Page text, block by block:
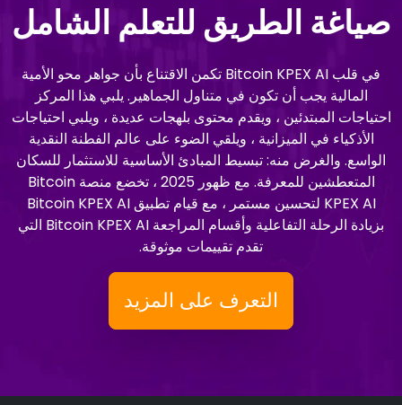
صياغة الطريق للتعلم الشامل
في قلب Bitcoin KPEX AI تكمن الاقتناع بأن جواهر محو الأمية
المالية يجب أن تكون في متناول الجماهير. يلبي هذا المركز
احتياجات المبتدئين ، ويقدم محتوى بلهجات عديدة ، ويلبي احتياجات
الأذكياء في الميزانية ، ويلقي الضوء على عالم الفطنة النقدية
الواسع. والغرض منه: تبسيط المبادئ الأساسية للاستثمار للسكان
المتعطشين للمعرفة. مع ظهور 2025 ، تخضع منصة Bitcoin
KPEX AI لتحسين مستمر ، مع قيام تطبيق Bitcoin KPEX AI
بزيادة الرحلة التفاعلية وأقسام المراجعة Bitcoin KPEX AI التي
تقدم تقييمات موثوقة.
التعرف على المزيد